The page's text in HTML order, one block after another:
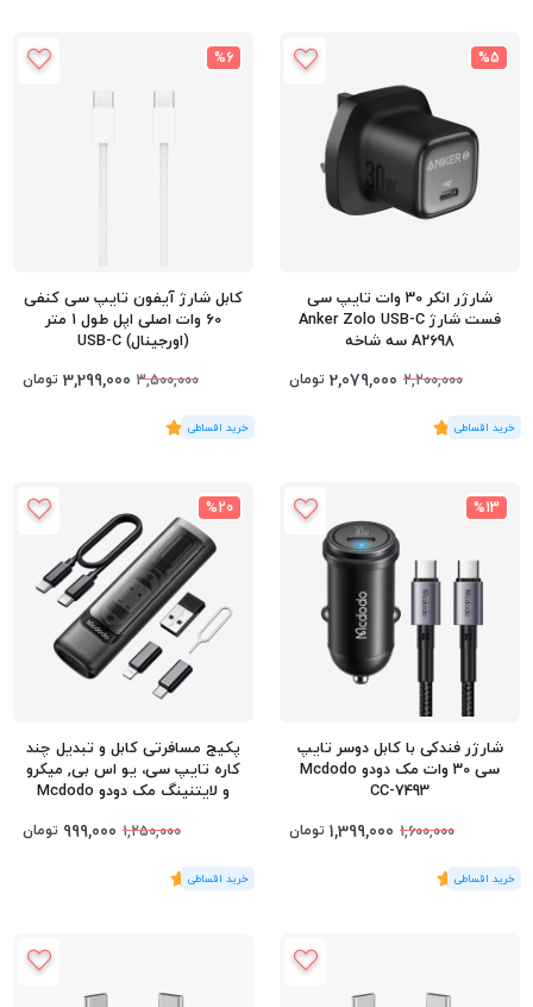
%5
شارژر انکر 30 وات تایپ سی
فست شارژ Anker Zolo USB-C
A2698 سه شاخه
2,200,000
2,079,000 تومان
(2 رای)
5
%6
کابل شارژ آیفون تایپ سی کنفی
60 وات اصلی اپل طول 1 متر
(اورجینال) USB-C
3,500,000
3,299,000 تومان
(3 رای)
5
%13
شارژر فندکی با کابل دوسر تایپ
سی 30 وات مک دودو Mcdodo
CC-7493
1,600,000
1,399,000 تومان
(1رای)
5
%20
پکیج مسافرتی کابل و تبدیل چند
کاره تایپ سی، یو اس بی, میکرو
و لایتنینگ مک دودو Mcdodo
1,250,000
999,000 تومان
(1رای)
5